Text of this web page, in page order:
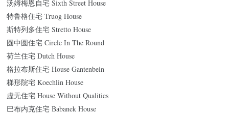
汤姆梅恩自宅 Sixth Street House
特鲁格住宅 Truog House
斯特列多住宅 Stretto House
圆中圆住宅 Circle In The Round
荷兰住宅 Dutch House
格拉布斯住宅 House Gantenbein
梯形院宅 Koechlin House
虚无住宅 House Without Qualities
巴布内克住宅 Babanek House